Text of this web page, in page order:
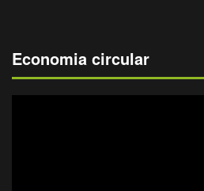
Economia circular